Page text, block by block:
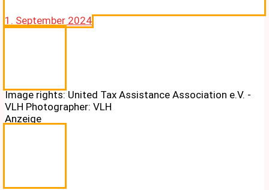
1. September 2024
Image rights: United Tax Assistance Association e.V. -
VLH Photographer: VLH
Anzeige